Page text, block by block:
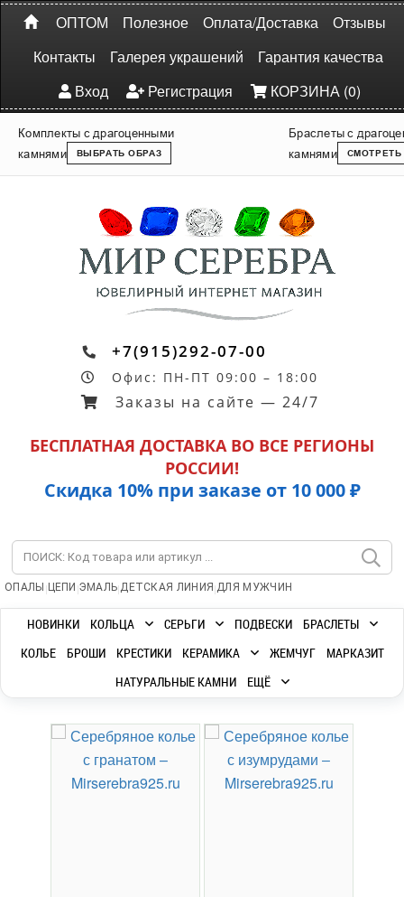
ОПТОМ Полезное Оплата/Доставка
Отзывы
Контакты
Галерея украшений
Гарантия качества
Вход
Регистрация КОРЗИНА (0)
Комплекты с драгоценными
камнями
ВЫБРАТЬ ОБРАЗ
Браслеты с
камнями
СМОТРЕТЬ
+7(915)292-07-00
Офис: ПН-ПТ 09:00 – 18:00
Заказы на сайте — 24/7
БЕСПЛАТНАЯ ДОСТАВКА ВО ВСЕ РЕГИОНЫ
РОССИИ!
Скидка 10% при заказе от 10 000 ₽
ОПАЛЫ | ЦЕПИ |ЭМАЛЬ|ДЕТСКАЯ ЛИНИЯ |ДЛЯ МУЖЧИН
НОВИНКИ КОЛЬЦА СЕРЬГИ ПОДВЕСКИ
БРАСЛЕТЫ
КОЛЬЕ
БРОШИ КРЕСТИКИ КЕРАМИКА ЖЕМЧУГ
МАРКАЗИТ
НАТУРАЛЬНЫЕ КАМНИ
ЕЩЁ